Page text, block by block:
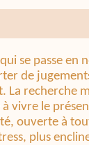
se passe en
de
La recherche
vivre le
ouverte à
plus